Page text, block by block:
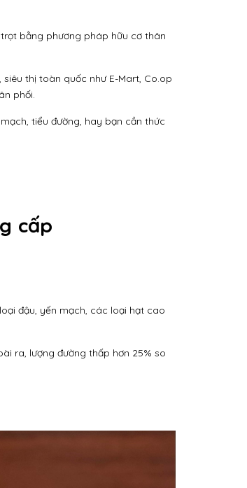
bằng phương pháp hữu cơ thân
thị toàn quốc như E-Mart, Co.op
phối.
tiểu đường, hay bạn cần thức
cấp
đậu, yến mạch, các loại hạt cao
ra, lượng đường thấp hơn 25% so